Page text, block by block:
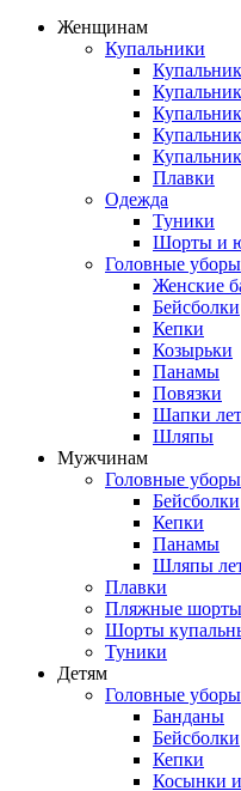
Женщинам
Купальники
Плавки
Одежда
Туники
Шорты и
Головные уборы
Женские
Бейсболки
Кепки
Козырьки
Панамы
Повязки
Шапки
Шляпы
Мужчинам
Головные уборы
Бейсболки
Кепки
Панамы
Шляпы
Плавки
Пляжные шорты
Шорты
Туники
Детям
Головные уборы
Банданы
Бейсболки
Кепки
Косынки